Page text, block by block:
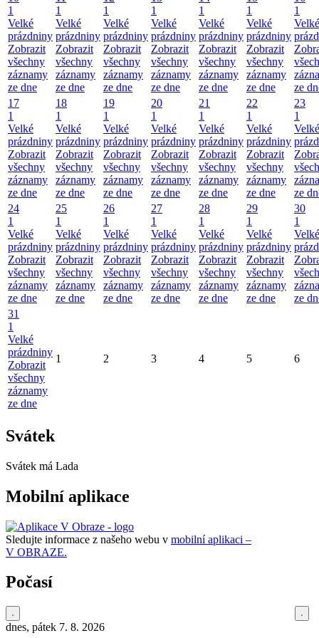
1
Velké
prázdniny
Zobrazit
všechny
záznamy
ze dne
1
Velké
prázdniny
Zobrazit
všechny
záznamy
ze dne
1
Velké
prázdniny
Zobrazit
všechny
záznamy
ze dne
1
Velké
prázdniny
Zobrazit
všechny
záznamy
ze dne
1
Velké
prázdniny
Zobrazit
všechny
záznamy
ze dne
1
Velké
prázdniny
Zobrazit
všechny
záznamy
ze dne
1
Velké
ze
17
1
Velké
prázdniny
Zobrazit
všechny
záznamy
ze dne
18
1
Velké
prázdniny
Zobrazit
všechny
záznamy
ze dne
19
1
Velké
prázdniny
Zobrazit
všechny
záznamy
ze dne
20
1
Velké
prázdniny
Zobrazit
všechny
záznamy
ze dne
21
1
Velké
prázdniny
Zobrazit
všechny
záznamy
ze dne
22
1
Velké
prázdniny
Zobrazit
všechny
záznamy
ze dne
23
1
Velké
ze
24
1
Velké
prázdniny
Zobrazit
všechny
záznamy
ze dne
25
1
Velké
prázdniny
Zobrazit
všechny
záznamy
ze dne
26
1
Velké
prázdniny
Zobrazit
všechny
záznamy
ze dne
27
1
Velké
prázdniny
Zobrazit
všechny
záznamy
ze dne
28
1
Velké
prázdniny
Zobrazit
všechny
záznamy
ze dne
29
1
Velké
prázdniny
Zobrazit
všechny
záznamy
ze dne
30
1
Velké
ze
31
1
Velké
prázdniny
Zobrazit
všechny
záznamy
ze dne
1 2 3 4 5 6
Svátek
Svátek má Lada
Mobilní aplikace
Sledujte informace z našeho webu v mobilní aplikaci –
V OBRAZE.
Počasí
dnes, pátek 7. 8. 2026